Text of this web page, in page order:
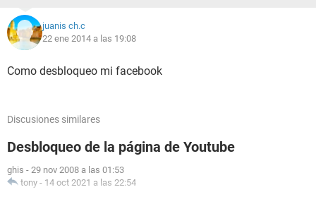
juanis ch.c
22 ene 2014 a las 19:08
Como desbloqueo mi facebook
Discusiones similares
Desbloqueo de la página de Youtube
ghis - 29 nov 2008 a las 01:53
tony - 14 oct 2021 a las 22:54